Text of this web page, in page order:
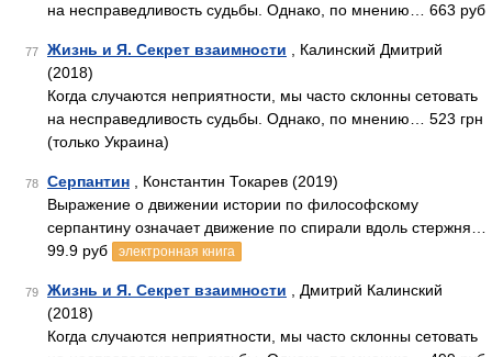
на несправедливость судьбы. Однако, по мнению… 663 руб
77 Жизнь и Я. Секрет взаимности , Калинский Дмитрий
(2018)
Когда случаются неприятности, мы часто склонны сетовать
на несправедливость судьбы. Однако, по мнению… 523 грн
(только Украина)
78 Серпантин , Константин Токарев (2019)
Выражение о движении истории по философскому
серпантину означает движение по спирали вдоль стержня…
99.9 руб
электронная книга
79 Жизнь и Я. Секрет взаимности , Дмитрий Калинский
(2018)
Когда случаются неприятности, мы часто склонны сетовать